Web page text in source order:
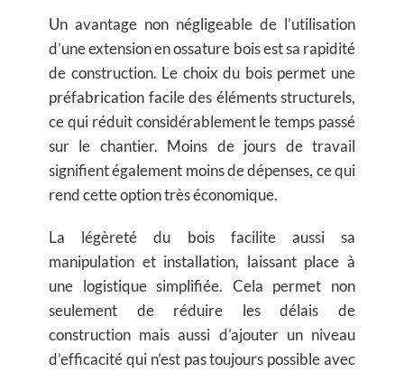
Un avantage non négligeable de l’utilisation
d’une extension en ossature bois est sa rapidité
de construction. Le choix du bois permet une
préfabrication facile des éléments structurels,
ce qui réduit considérablement le temps passé
sur le chantier. Moins de jours de travail
signifient également moins de dépenses, ce qui
rend cette option très économique.
La légèreté du bois facilite aussi sa
manipulation et installation, laissant place à
une logistique simplifiée. Cela permet non
seulement de réduire les délais de
construction mais aussi d’ajouter un niveau
d’efficacité qui n’est pas toujours possible avec